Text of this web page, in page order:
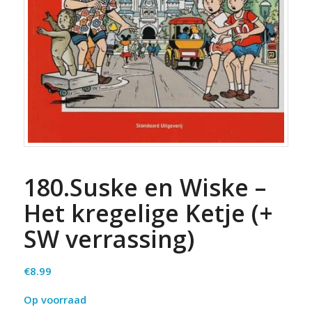
180.Suske en Wiske –
Het kregelige Ketje (+
SW verrassing)
€8.99
Op voorraad